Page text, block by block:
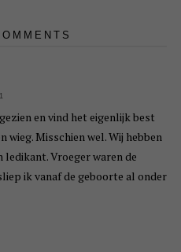
en vind het eigenlijk best
wieg. Misschien wel. Wij hebben
ledikant. Vroeger waren de
ik vanaf de geboorte al onder